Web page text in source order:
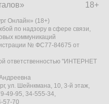
18+
Онлайн» (18+)
по надзору в сфере связи,
коммуникаций
№ ФС77-84675 от
ответственностью "ИНТЕРНЕТ
ул. Шейнкмана, 10, 3-й этаж,
49-95, 34-555-34,
57-70